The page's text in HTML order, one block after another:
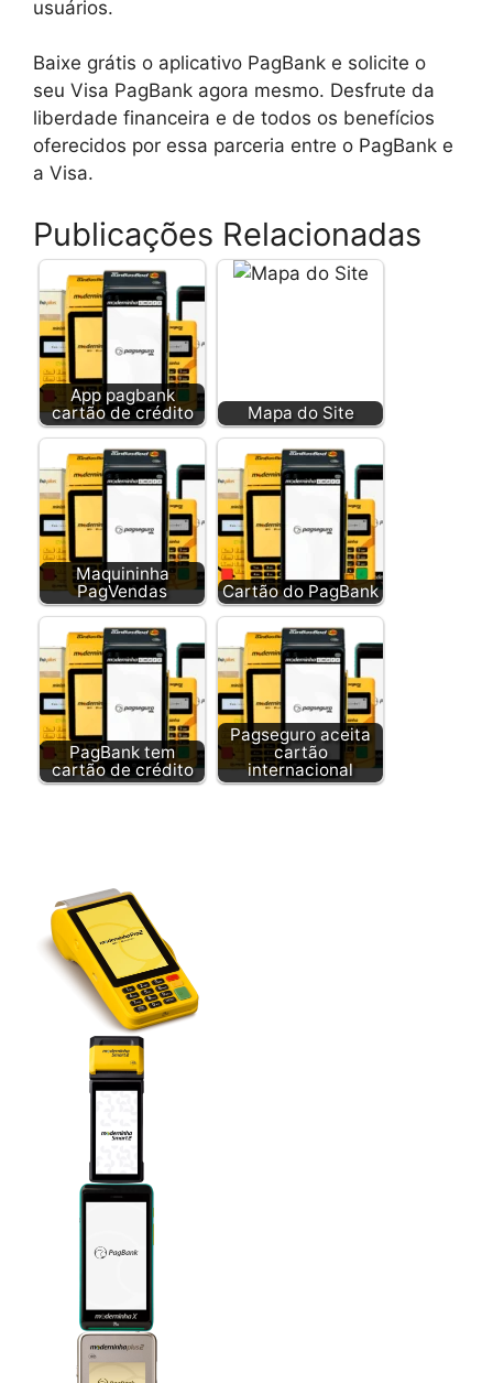
usuários.
Baixe grátis o aplicativo PagBank e solicite o
seu Visa PagBank agora mesmo. Desfrute da
liberdade financeira e de todos os benefícios
oferecidos por essa parceria entre o PagBank e
a Visa.
Publicações Relacionadas
App pagbank
cartão de crédito
Mapa do Site
Maquininha
PagVendas
Cartão do PagBank
PagBank tem
cartão de crédito
Pagseguro aceita
cartão
internacional